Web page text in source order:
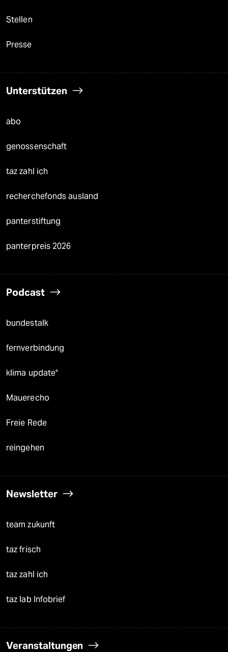
Stellen
Presse
Unterstützen
abo
genossenschaft
taz zahl ich
recherchefonds ausland
panterstiftung
panterpreis 2026
Podcast
bundestalk
fernverbindung
klima update°
Mauerecho
Freie Rede
reingehen
Newsletter
team zukunft
taz frisch
taz zahl ich
taz lab Infobrief
Veranstaltungen